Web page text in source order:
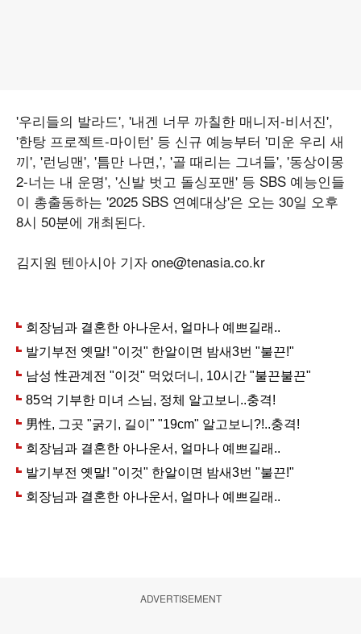
'우리들의 발라드', '내겐 너무 까칠한 매니저-비서진',
'한탕 프로젝트-마이턴' 등 신규 예능부터 '미운 우리 새
끼', '런닝맨', '틈만 나면,', '골 때리는 그녀들', '동상이몽
2-너는 내 운명', '신발 벗고 돌싱포맨' 등 SBS 예능인들
이 총출동하는 '2025 SBS 연예대상'은 오는 30일 오후
8시 50분에 개최된다.
김지원 텐아시아 기자 one@tenasia.co.kr
ADVERTISEMENT